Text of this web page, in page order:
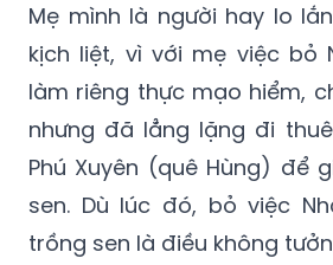
Mẹ mình là người hay lo
kịch liệt, vì với mẹ việc bỏ
làm riêng thực mạo hiểm,
nhưng đã lẳng lặng đi
Phú Xuyên (quê Hùng) để
sen. Dù lúc đó, bỏ việc
trồng sen là điều không